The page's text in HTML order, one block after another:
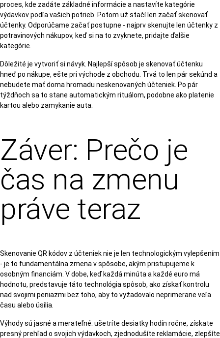
proces, kde zadáte základné informácie a nastavíte kategórie
výdavkov podľa vašich potrieb. Potom už stačí len začať skenovať
účtenky. Odporúčame začať postupne - najprv skenujte len účtenky z
potravinových nákupov, keď si na to zvyknete, pridajte ďalšie
kategórie.
Dôležité je vytvoriť si návyk. Najlepší spôsob je skenovať účtenku
hneď po nákupe, ešte pri východe z obchodu. Trvá to len pár sekúnd a
nebudete mať doma hromadu neskenovaných účteniek. Po pár
týždňoch sa to stane automatickým rituálom, podobne ako platenie
kartou alebo zamykanie auta.
Záver: Prečo je
čas na zmenu
práve teraz
Skenovanie QR kódov z účteniek nie je len technologickým vylepšením
- je to fundamentálna zmena v spôsobe, akým pristupujeme k
osobným financiám. V dobe, keď každá minúta a každé euro má
hodnotu, predstavuje táto technológia spôsob, ako získať kontrolu
nad svojimi peniazmi bez toho, aby to vyžadovalo neprimerane veľa
času alebo úsilia.
Výhody sú jasné a merateľné: ušetríte desiatky hodín ročne, získate
presný prehľad o svojich výdavkoch, zjednodušíte reklamácie, zlepšíte